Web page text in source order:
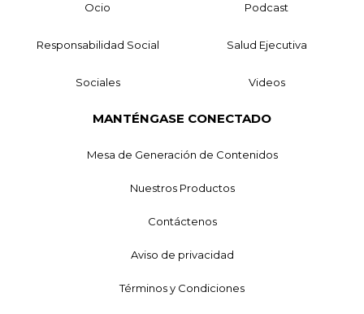
Ocio Podcast
Responsabilidad Social Salud Ejecutiva
Sociales Videos
MANTÉNGASE CONECTADO
Mesa de Generación de Contenidos
Nuestros Productos
Contáctenos
Aviso de privacidad
Términos y Condiciones